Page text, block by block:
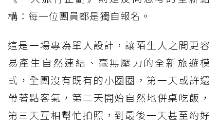
構：每一位團員都是獨自報名。
這是一場專為單人設計，讓陌生人之間更容
易產生自然連結、毫無壓力的全新旅遊模
式，全團沒有既有的小圈圈，第一天或許還
帶著點客氣，第二天開始自然地併桌吃飯，
第三天互相幫忙拍照，到最後一天甚至約好